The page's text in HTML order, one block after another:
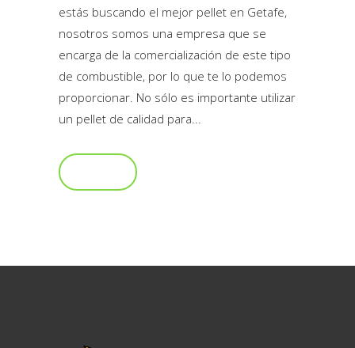
estás buscando el mejor pellet en Getafe,
nosotros somos una empresa que se
encarga de la comercialización de este tipo
de combustible, por lo que te lo podemos
proporcionar. No sólo es importante utilizar
un pellet de calidad para...